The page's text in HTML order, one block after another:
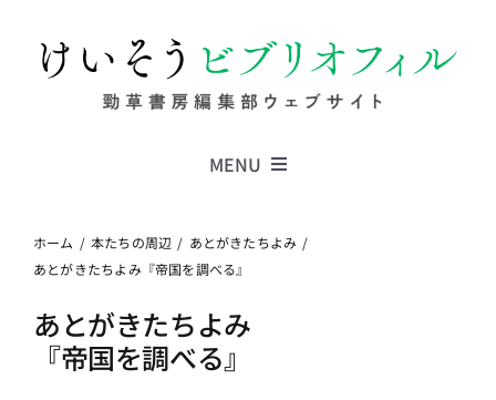
content
MENU
Columns
ホーム 本たちの周辺
あとがきたちよみ
あとがきたちよみ『帝国を調べる』
あとがきたちよみ
『帝国を調べる』